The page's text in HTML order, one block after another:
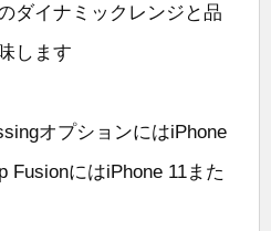
ダイナミックレンジと品
します
オプションにはiPhone
FusionにはiPhone 11また